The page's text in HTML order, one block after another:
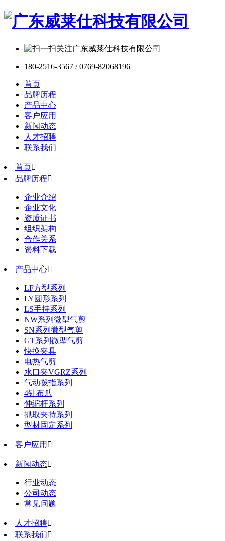
180-2516-3567 / 0769-82068196
首页
品牌历程
产品中心
客户应用
新闻动态
人才招聘
联系我们
首页
品牌历程
企业介绍
企业文化
资质证书
组织架构
合作关系
资料下载
产品中心
LF方型系列
LY圆形系列
LS手持系列
NW系列微型气剪
SN系列微型气剪
GT系列微型气剪
快换夹具
电热气剪
水口夹VGRZ系列
气动拨指系列
4针布爪
伸缩杆系列
抓取夹持系列
型材固定系列
客户应用 
新闻动态
行业动态
公司动态
常见问题
人才招聘
联系我们